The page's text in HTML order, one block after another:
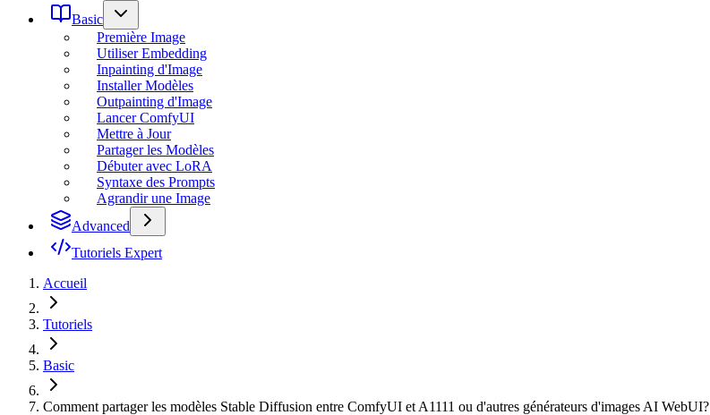
Basic
Première Image
Utiliser Embedding
Inpainting d'Image
Installer Modèles
Outpainting d'Image
Lancer ComfyUI
Mettre à Jour
Partager les Modèles
Débuter avec LoRA
Syntaxe des Prompts
Agrandir une Image
Advanced
Tutoriels Expert
Accueil
Tutoriels
Basic
Comment partager les modèles Stable Diffusion entre ComfyUI et A1111 ou d'autres générateurs d'images AI WebUI?